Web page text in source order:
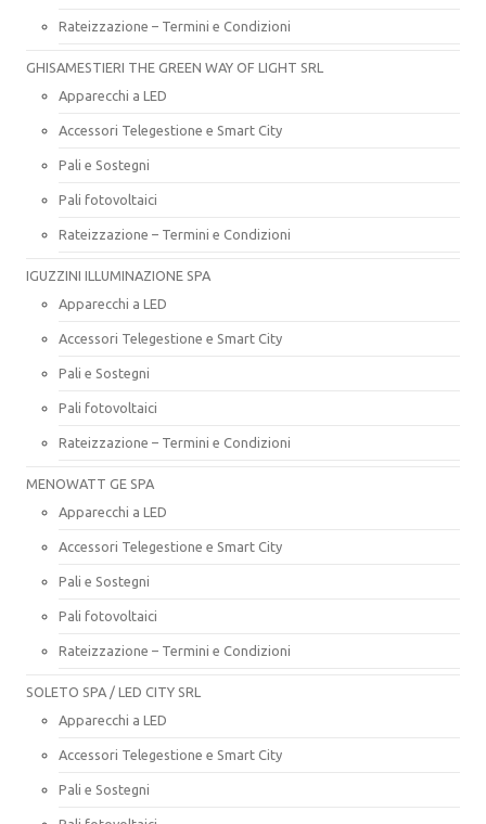
Rateizzazione – Termini e Condizioni
GHISAMESTIERI THE GREEN WAY OF LIGHT SRL
Apparecchi a LED
Accessori Telegestione e Smart City
Pali e Sostegni
Pali fotovoltaici
Rateizzazione – Termini e Condizioni
IGUZZINI ILLUMINAZIONE SPA
Apparecchi a LED
Accessori Telegestione e Smart City
Pali e Sostegni
Pali fotovoltaici
Rateizzazione – Termini e Condizioni
MENOWATT GE SPA
Apparecchi a LED
Accessori Telegestione e Smart City
Pali e Sostegni
Pali fotovoltaici
Rateizzazione – Termini e Condizioni
SOLETO SPA / LED CITY SRL
Apparecchi a LED
Accessori Telegestione e Smart City
Pali e Sostegni